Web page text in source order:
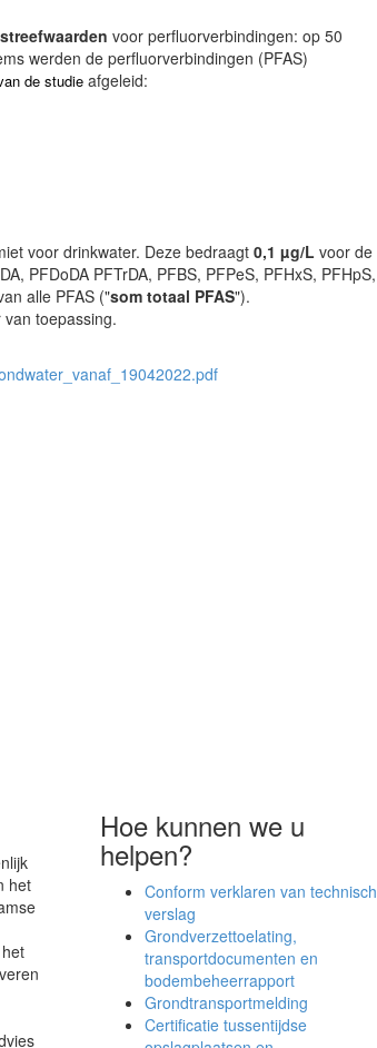
streefwaarden voor perfluorverbindingen: op 50
werden de perfluorverbindingen (PFAS)
de studie afgeleid:
voor drinkwater. Deze bedraagt 0,1 µg/L voor de
PFDoDA PFTrDA, PFBS, PFPeS, PFHxS, PFHpS,
alle PFAS ("som totaal PFAS").
toepassing.
het
Hoe kunnen we u
helpen?
Conform verklaren van technisch
verslag
Grondverzettoelating,
transportdocumenten en
bodembeheerrapport
Grondtransportmelding
Certificatie tussentijdse